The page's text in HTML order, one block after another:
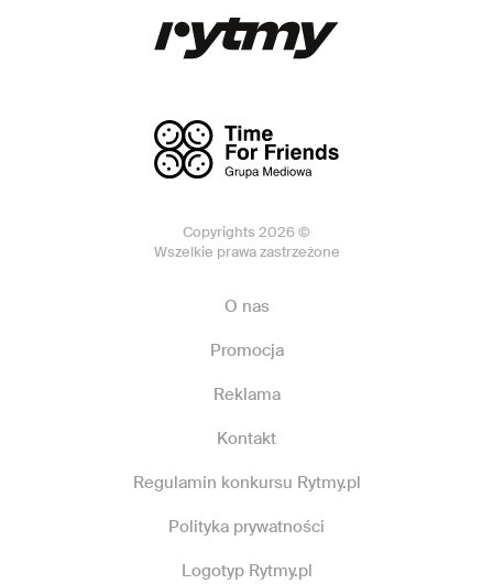
Copyrights 2026 ©
Wszelkie prawa zastrzeżone
O nas
Promocja
Reklama
Kontakt
Regulamin konkursu Rytmy.pl
Polityka prywatności
Logotyp Rytmy.pl